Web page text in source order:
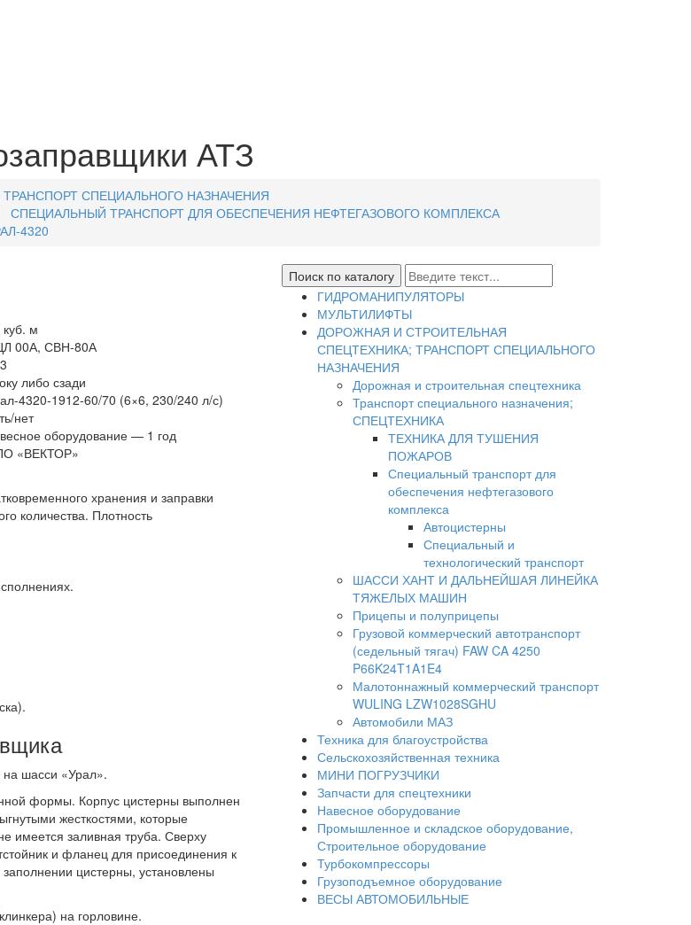
АТЗ
СПЕЦИАЛЬНОГО НАЗНАЧЕНИЯ
СПЕЦИАЛЬНЫЙ ТРАНСПОРТ ДЛЯ ОБЕСПЕЧЕНИЯ НЕФТЕГАЗОВОГО КОМПЛЕКСА
4320
куб. м
00А, СВН-80А
либо сзади
4320-1912-60/70 (6×6, 230/240 л/с)
нет
оборудование — 1 год
«ВЕКТОР»
хранения и заправки
количества. Плотность
на шасси «Урал».
формы. Корпус цистерны выполнен
жесткостями, которые
имеется заливная труба. Сверху
и фланец для присоединения к
цистерны, установлены
на горловине.
ГИДРОМАНИПУЛЯТОРЫ
МУЛЬТИЛИФТЫ
ДОРОЖНАЯ И СТРОИТЕЛЬНАЯ
СПЕЦТЕХНИКА; ТРАНСПОРТ СПЕЦИАЛЬНОГО
НАЗНАЧЕНИЯ
Дорожная и строительная спецтехника
Транспорт специального назначения;
СПЕЦТЕХНИКА
ТЕХНИКА ДЛЯ ТУШЕНИЯ
ПОЖАРОВ
Специальный транспорт для
обеспечения нефтегазового
комплекса
Автоцистерны
Специальный и
технологический транспорт
ШАССИ ХАНТ И ДАЛЬНЕЙШАЯ ЛИНЕЙКА
ТЯЖЕЛЫХ МАШИН
Прицепы и полуприцепы
Грузовой коммерческий автотранспорт
(седельный тягач) FAW CA 4250
P66K24T1A1E4
Малотоннажный коммерческий транспорт
WULING LZW1028SGHU
Автомобили МАЗ
Техника для благоустройства
Сельскохозяйственная техника
МИНИ ПОГРУЗЧИКИ
Запчасти для спецтехники
Навесное оборудование
Промышленное и складское оборудование,
Строительное оборудование
Турбокомпрессоры
Грузоподъемное оборудование
ВЕСЫ АВТОМОБИЛЬНЫЕ